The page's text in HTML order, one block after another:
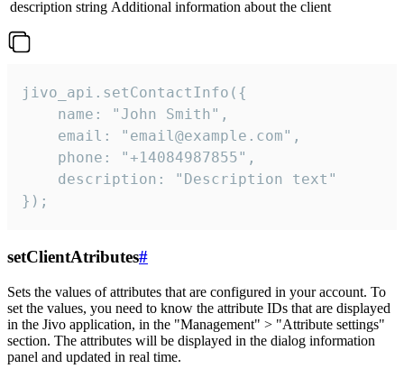
description string Additional information about the client
jivo_api.setContactInfo({
    name: "John Smith",
    email: "email@example.com",
    phone: "+14084987855",
    description: "Description text"
});
setClientAtributes#
Sets the values ​​of attributes that are configured in your account. To
set the values, you need to know the attribute IDs that are displayed
in the Jivo application, in the "Management" > "Attribute settings"
section. The attributes will be displayed in the dialog information
panel and updated in real time.